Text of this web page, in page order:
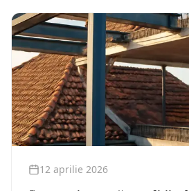
12 aprilie 2026